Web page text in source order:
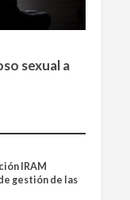
sexual a
IRAM
gestión de las